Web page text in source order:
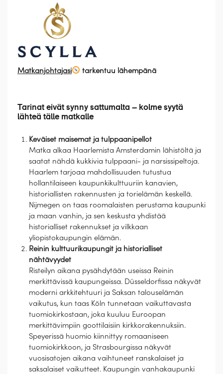
Matkanjohtajasi tarkentuu lähempänä
Tarinat eivät synny sattumalta – kolme syytä
lähteä tälle matkalle
Keväiset maisemat ja tulppaanipellot
Matka alkaa Haarlemista Amsterdamin lähistöltä ja
saatat nähdä kukkivia tulppaani- ja narsissipeltoja.
Haarlem tarjoaa mahdollisuuden tutustua
hollantilaiseen kaupunkikulttuuriin kanavien,
historiallisten rakennusten ja torielämän keskellä.
Nijmegen on taas roomalaisten perustama kaupunki
ja maan vanhin, ja sen keskusta yhdistää
historialliset rakennukset ja vilkkaan
yliopistokaupungin elämän.
Reinin kulttuurikaupungit ja historialliset
nähtävyydet
Risteilyn aikana pysähdytään useissa Reinin
merkittävissä kaupungeissa. Düsseldorfissa näkyvät
moderni arkkitehtuuri ja Saksan talouselämän
vaikutus, kun taas Köln tunnetaan vaikuttavasta
tuomiokirkostaan, joka kuuluu Euroopan
merkittävimpiin goottilaisiin kirkkorakennuksiin.
Speyerissä huomio kiinnittyy romaaniseen
tuomiokirkkoon, ja Strasbourgissa näkyvät
vuosisatojen aikana vaihtuneet ranskalaiset ja
saksalaiset vaikutteet. Kaupungin vanhakaupunki